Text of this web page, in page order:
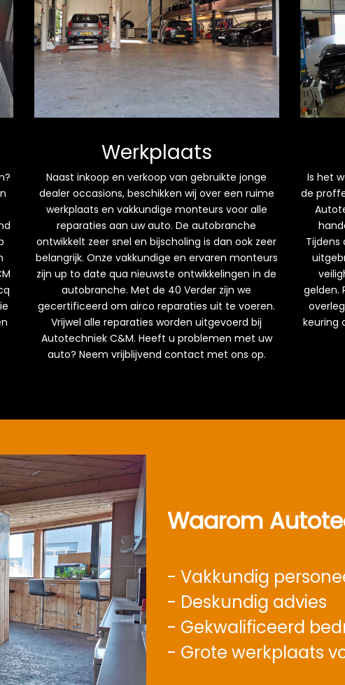
Werkplaats
Naast inkoop en verkoop van gebruikte jonge
dealer occasions, beschikken wij over een ruime
werkplaats en vakkundige monteurs voor alle
reparaties aan uw auto. De autobranche
ontwikkelt zeer snel en bijscholing is dan ook zeer
belangrijk. Onze vakkundige en ervaren monteurs
zijn up to date qua nieuwste ontwikkelingen in de
autobranche. Met de 40 Verder zijn we
gecertificeerd om airco reparaties uit te voeren.
Vrijwel alle reparaties worden uitgevoerd bij
Autotechniek C&M. Heeft u problemen met uw
auto? Neem vrijblijvend contact met ons op.
Is het
de
Tijdens
gelden.
keuring
Waarom
- Vakkundig
- Deskundig advies
- Gekwalificeerd
- Grote werkplaats